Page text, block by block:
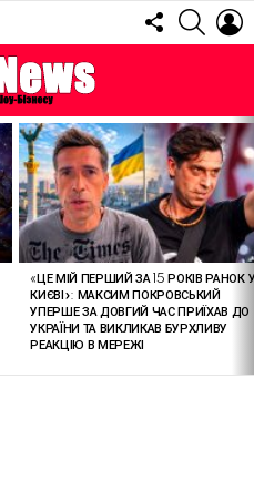
FOLLOW
US
«ЦЕ МІЙ ПЕРШИЙ ЗА 15 РОКІВ РАНОК
КИЄВІ»: МАКСИМ ПОКРОВСЬКИЙ
УПЕРШЕ ЗА ДОВГИЙ ЧАС ПРИЇХАВ ДО
УКРАЇНИ ТА ВИКЛИКАВ БУРХЛИВУ
РЕАКЦІЮ В МЕРЕЖІ